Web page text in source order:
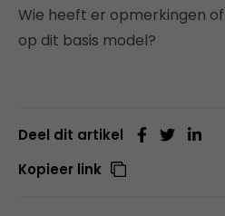
Wie heeft er opmerkingen
op dit basis model?
Deel dit artikel
Kopieer link